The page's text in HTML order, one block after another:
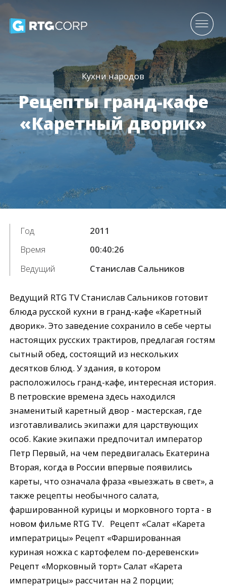
Кухни народов
Рецепты гранд-кафе
«Каретный дворик»
Год
2011
Время
00:40:26
Ведущий
Станислав Сальников
Ведущий RTG TV Станислав Сальников готовит
блюда русской кухни в гранд-кафе «Каретный
дворик». Это заведение сохранило в себе черты
настоящих русских трактиров, предлагая гостям
сытный обед, состоящий из нескольких
десятков блюд. У здания, в котором
расположилось гранд-кафе, интересная история.
В петровские времена здесь находился
знаменитый каретный двор - мастерская, где
изготавливались экипажи для царствующих
особ. Какие экипажи предпочитал император
Петр Первый, на чем передвигалась Екатерина
Вторая, когда в России впервые появились
кареты, что означала фраза «выезжать в свет», а
также рецепты необычного салата,
фаршированной курицы и морковного торта - в
новом фильме RTG TV. Рецепт «Cалат «Карета
императрицы» Рецепт «Фаршированная
куриная ножка с картофелем по-деревенски»
Рецепт «Морковный торт» Cалат «Карета
императрицы» рассчитан на 2 порции;